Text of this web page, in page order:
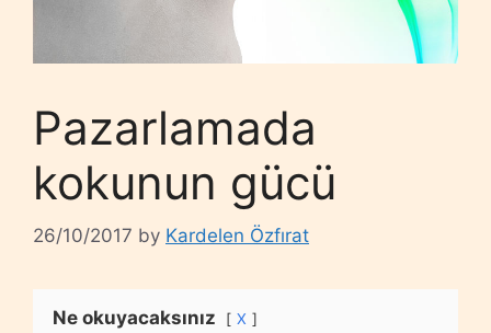
Pazarlamada
kokunun gücü
26/10/2017 by Kardelen Özfırat
Ne okuyacaksınız X